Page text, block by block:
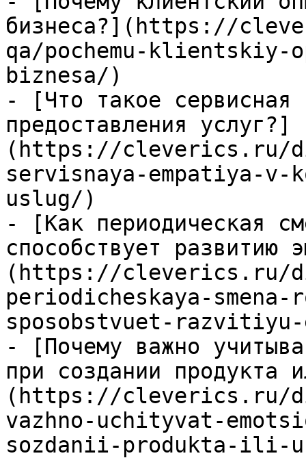
бизнеса?](https://
qa/pochemu-klientskiy-
biznesa/)
- [Что такое сервисная
предоставления услуг?]
(https://cleverics.ru/
servisnaya-empatiya-
uslug/)
- [Как периодическая
способствует развитию
(https://cleverics.ru/
periodicheskaya-
sposobstvuet-
- [Почему важно
при создании продукта
(https://cleverics.ru/
vazhno-uchityvat-
sozdanii-produkta-ili-